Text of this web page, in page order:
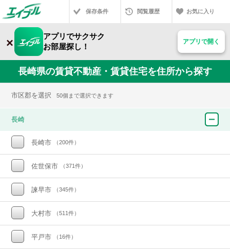
保存条件 閲覧履歴 お気に入り
×
アプリでサクサク
お部屋探し！
アプリで開く
長崎県の賃貸不動産・賃貸住宅を住所から探す
市区郡を選択 50個まで選択できます
長崎
長崎市 （200件）
佐世保市 （371件）
諫早市 （345件）
大村市 （511件）
平戸市 （16件）